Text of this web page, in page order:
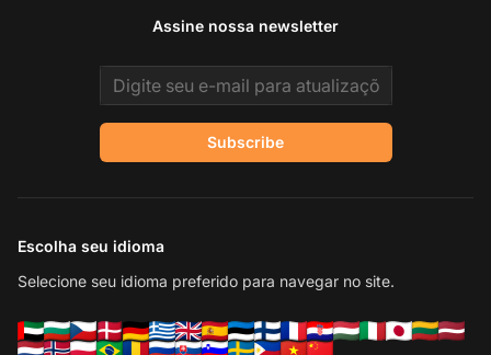
Assine nossa newsletter
Email address
Subscribe
Escolha seu idioma
Selecione seu idioma preferido para navegar no site.